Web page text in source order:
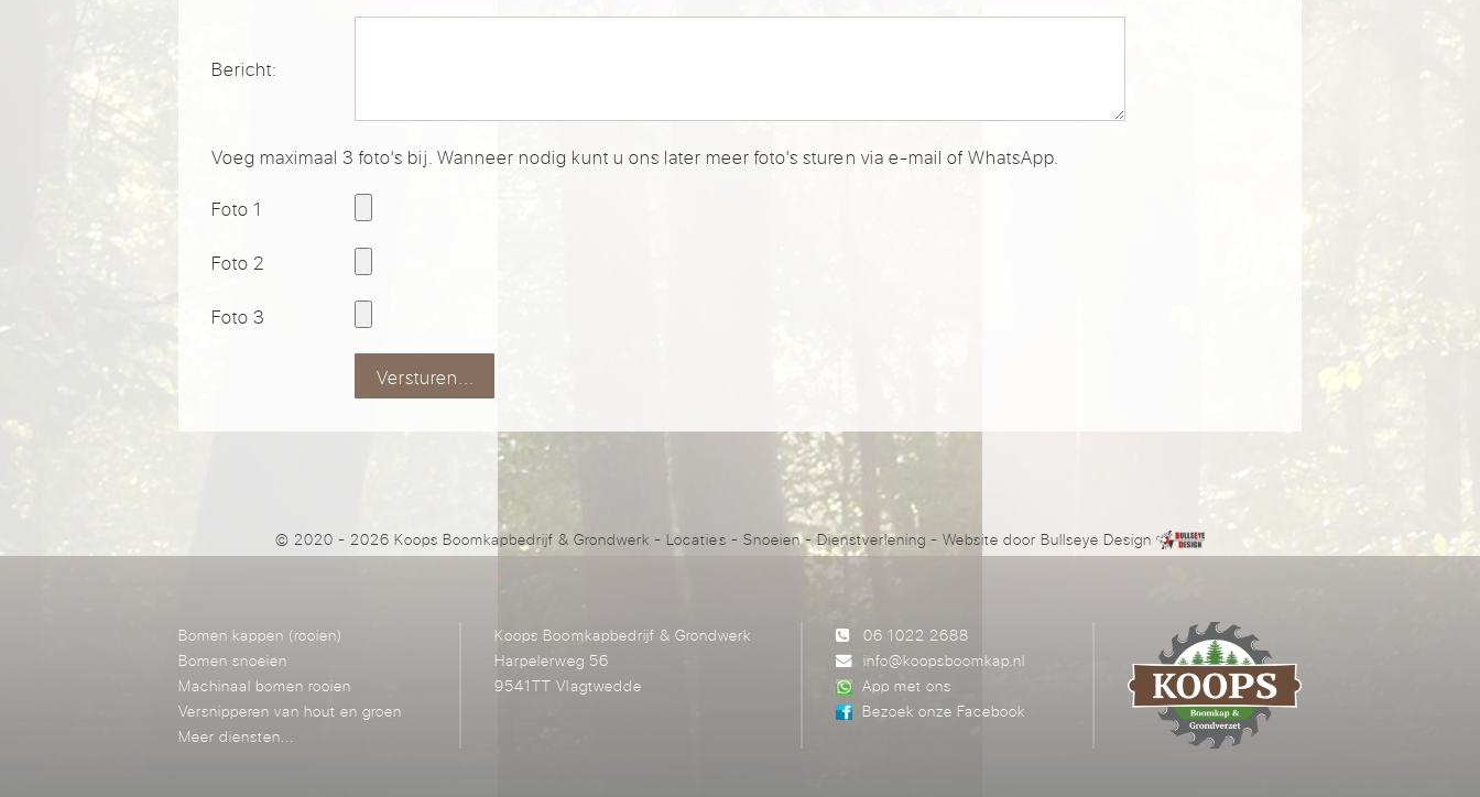
Bericht:
Voeg maximaal 3 foto's bij. Wanneer nodig kunt u ons later meer foto's sturen via e-mail of WhatsApp.
Foto 1
Foto 2
Foto 3
Versturen...
© 2020 - 2026 Koops Boomkapbedrijf & Grondwerk- Locaties - Snoeien- Dienstverlening - Website doorBullseye Design
Bomen kappen (rooien)
Bomen snoeien
Machinaal bomen rooien
Versnipperen van hout en groen
Meer diensten...
Koops Boomkapbedrijf & Grondwerk
Harpelerweg 56
9541TT Vlagtwedde
06 1022 2688
info@koopsboomkap.nl
App met ons
Bezoek onze Facebook